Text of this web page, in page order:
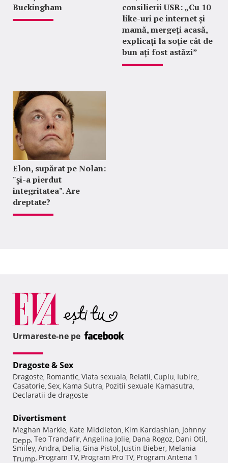
Buckingham
consilierii USR: „Cu 10
like-uri pe internet și
mamă, mergeți acasă,
explicați la soție cât de
bun ați fost astăzi”
Elon, supărat pe Nolan:
"şi-a pierdut
integritatea". Are
dreptate?
Urmareste-ne pe
Dragoste & Sex
Dragoste, Romantic, Viata sexuala, Relatii, Cuplu, Iubire,
Casatorie, Sex, Kama Sutra, Pozitii sexuale Kamasutra,
Declaratii de dragoste
Divertisment
Meghan Markle, Kate Middleton, Kim Kardashian, Johnny
Depp, Teo Trandafir, Angelina Jolie, Dana Rogoz, Dani Otil,
Smiley, Andra, Delia, Gina Pistol, Justin Bieber, Melania
Trump, Program TV, Program Pro TV, Program Antena 1